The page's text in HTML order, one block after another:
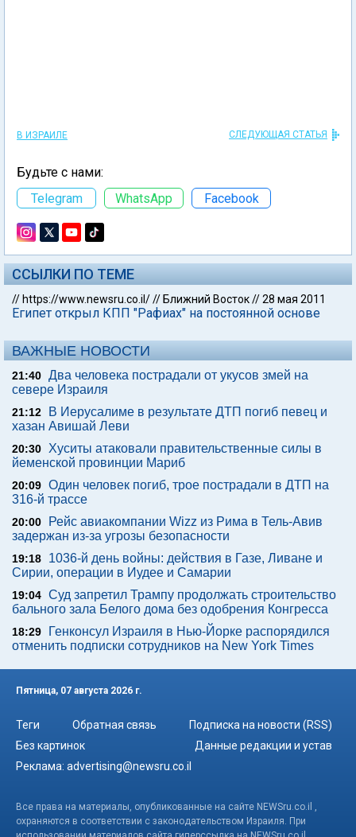
В ИЗРАИЛЕ СЛЕДУЮЩАЯ СТАТЬЯ
Будьте с нами:
Telegram
WhatsApp Facebook
ССЫЛКИ ПО ТЕМЕ
// https://www.newsru.co.il/// Ближний Восток//28 мая 2011
Египет открыл КПП "Рафиах" на постоянной основе
ВАЖНЫЕ НОВОСТИ
21:40 Два человека пострадали от укусов змей на
севере Израиля
21:12
В Иерусалиме в результате ДТП погиб певец и
хазан Авишай Леви
20:30
Хуситы атаковали правительственные силы в
йеменской провинции Мариб
20:09 Один человек погиб, трое пострадали в ДТП на
316-й трассе
20:00
Рейс авиакомпании Wizz из Рима в Тель-Авив
задержан из-за угрозы безопасности
19:18
1036-й день войны: действия в Газе, Ливане и
Сирии, операции в Иудее и Самарии
19:04 Суд запретил Трампу продолжать строительство
бального зала Белого дома без одобрения Конгресса
18:29
Генконсул Израиля в Нью-Йорке распорядился
отменить подписки сотрудников на New York Times
Пятница, 07 августа 2026 г.
Теги Обратная связь
Подписка на новости (RSS)
Без картинок
Данные редакции и устав
Реклама: advertising@newsru.co.il
Все права на материалы, опубликованные на сайте NEWSru.co.il ,
охраняются в соответствии с законодательством Израиля. При